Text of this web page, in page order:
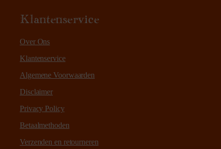
Klantenservice
Over Ons
Klantenservice
Algemene Voorwaarden
Disclaimer
Privacy Policy
Betaalmethoden
Verzenden en retourneren